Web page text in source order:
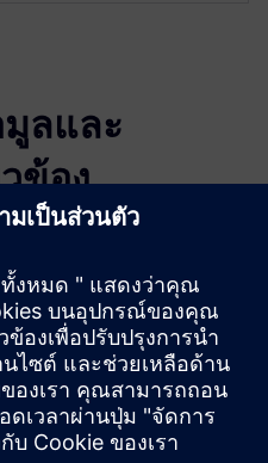
ลและ
ข้อง
พิ่มเติม